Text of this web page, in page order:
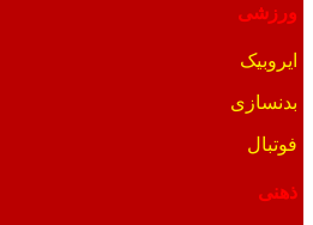
ورزشی
ایروبیک
بدنسازی
فوتبال
ذهنی